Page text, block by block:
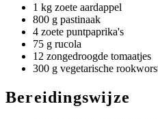
1 kg zoete aardappel
800 g pastinaak
4 zoete puntpaprika's
75 g rucola
12 zongedroogde tomaatjes
300 g vegetarische
Bereidingswijze